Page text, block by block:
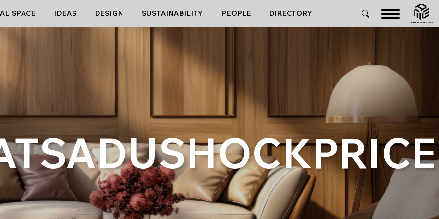
SPACE IDEAS DESIGN SUSTAINABILITY PEOPLE DIRECTORY